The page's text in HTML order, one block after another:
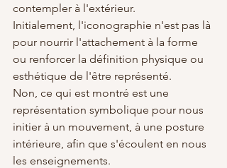
contempler à l'extérieur.
Initialement, l'iconographie n'est pas là
pour nourrir l'attachement à la forme
ou renforcer la définition physique ou
esthétique de l'être représenté.
Non, ce qui est montré est une
représentation symbolique pour nous
initier à un mouvement, à une posture
intérieure, afin que s'écoulent en nous
les enseignements.